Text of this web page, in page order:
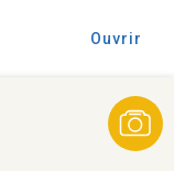
Ouvrir